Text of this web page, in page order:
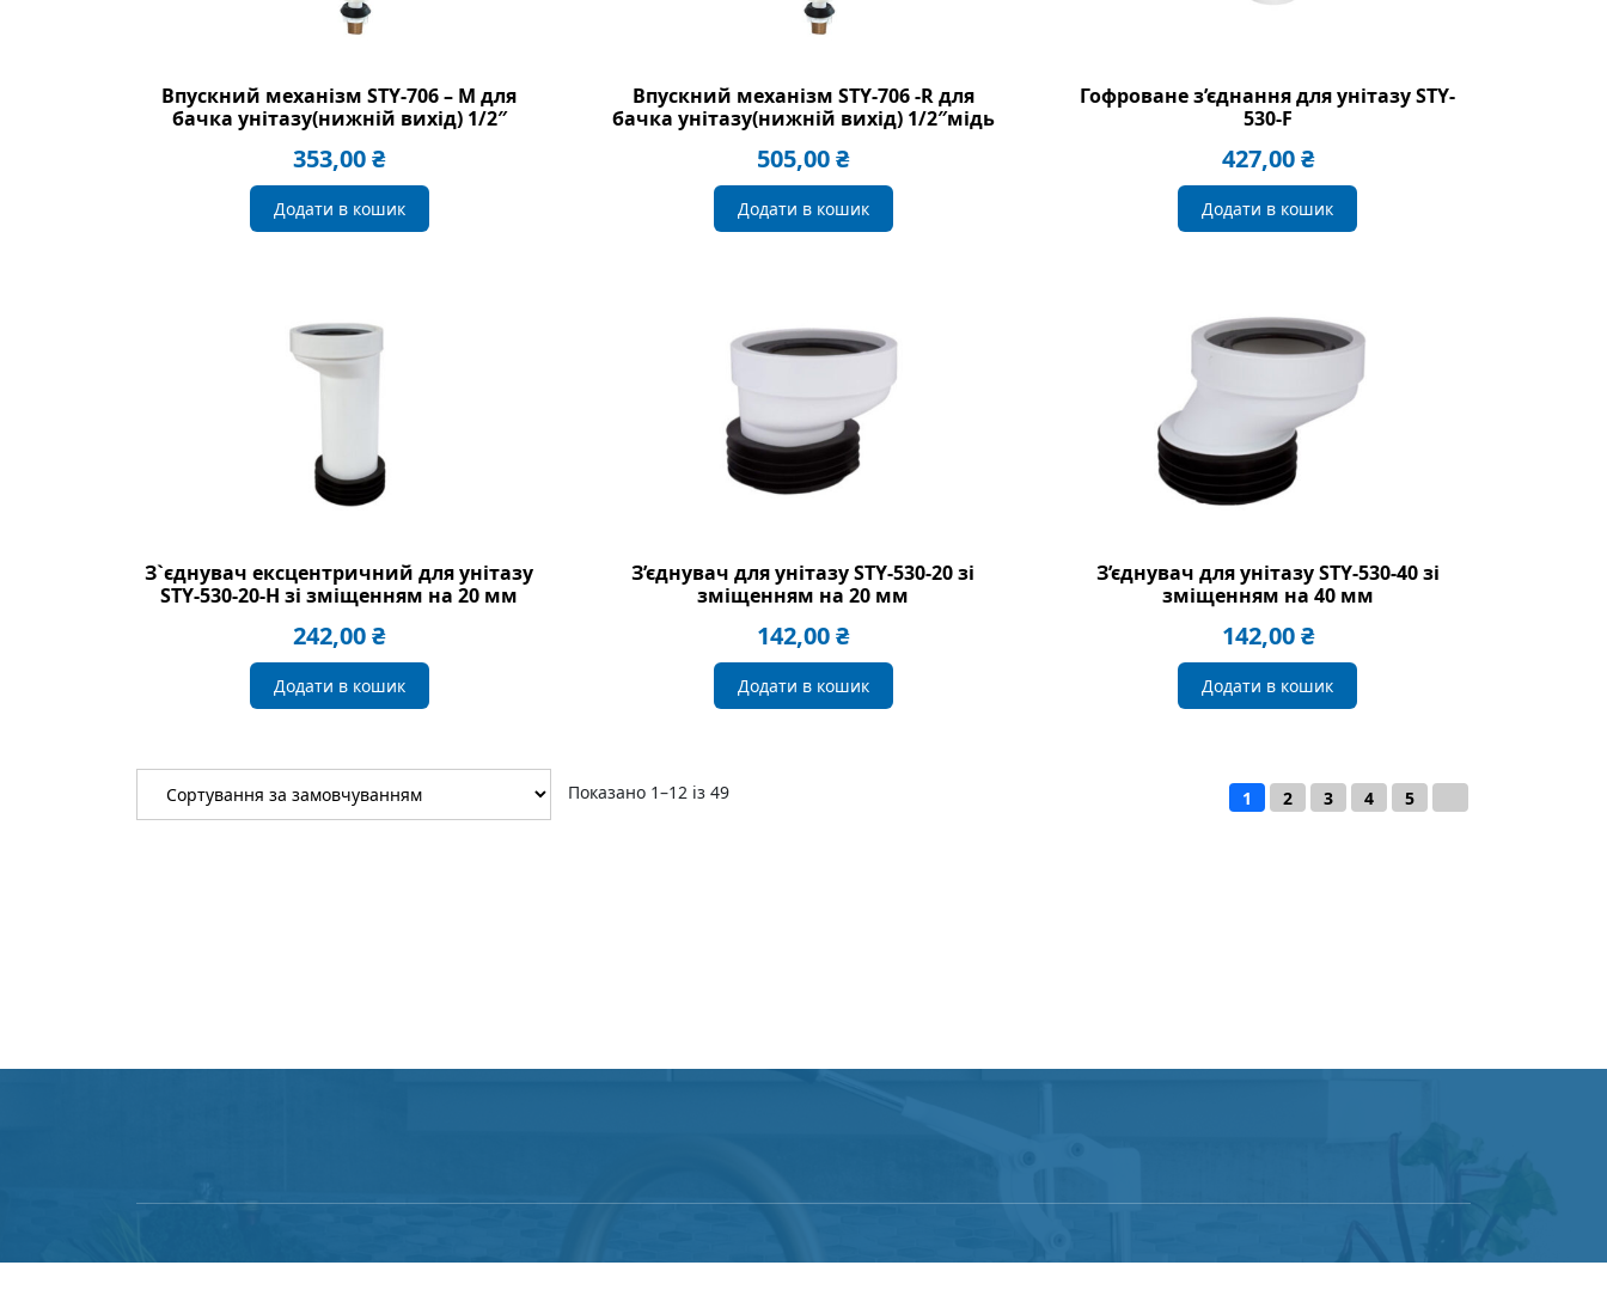
Впускний механізм STY-706 – M для
бачка унітазу(нижній вихід) 1/2″
353,00₴
Додати в кошик
Впускний механізм STY-706 -R для
бачка унітазу(нижній вихід) 1/2″мідь
505,00₴
Додати в кошик
Гофроване з’єднання для унітазу STY-
530-F
427,00₴
Додати в кошик
З`єднувач ексцентричний для унітазу
STY-530-20-H зі зміщенням на 20 мм
242,00₴
Додати в кошик
З’єднувач для унітазу STY-530-20 зі
зміщенням на 20 мм
142,00₴
Додати в кошик
З’єднувач для унітазу STY-530-40 зі
зміщенням на 40 мм
142,00₴
Додати в кошик
Показано 1–12 із 49 1 2 3 4 5